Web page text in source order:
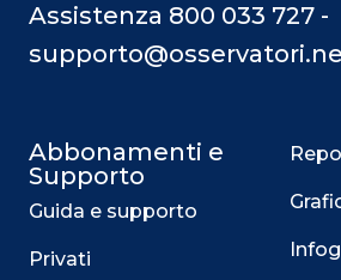
Assistenza 800 033 727 -
Abbonamenti e
Supporto
Guida e supporto
Privati